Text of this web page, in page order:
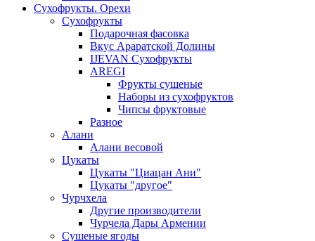
Сухофрукты. Орехи
Сухофрукты
Подарочная фасовка
Вкус Араратской Долины
IJEVAN Сухофрукты
AREGI
Фрукты сушеные
Наборы из сухофруктов
Чипсы фруктовые
Разное
Алани
Алани весовой
Цукаты
Цукаты "Циацан Ани"
Цукаты "другое"
Чурчхела
Другие производители
Чурчела Дары Армении
Сушеные ягоды